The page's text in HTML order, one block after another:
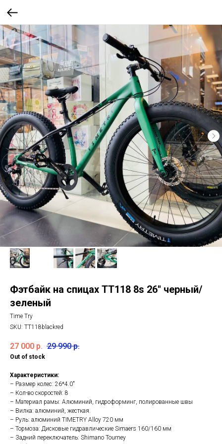
Фэтбайк на спицах ТТ118 8s 26'' черный/
зеленый
Time Try
SKU: TT118blackred
27 000 р. 29 990 р.
Out of stock
Характеристики:
– Размер колес: 26*4.0"
– Кол-во скоростей: 8
– Материал рамы: Алюминий, гидроформинг, полированные швы
– Вилка: алюминий, жесткая.
– Руль: алюминий TIMETRY Alloy 720 мм
– Тормоза: Дисковые гидравлические Simaers 160/160 мм
– Задний переключатель: Shimano Tourney